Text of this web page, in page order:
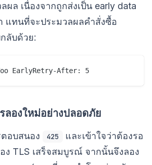
ผล เนื่องจากถูกส่งเป็น early data
แทนที่จะประมวลผลคำสั่งซื้อ
ลับด้วย:
องใหม่อย่างปลอดภัย
อบสนอง 425
และเข้าใจว่าต้องรอ
ง TLS เสร็จสมบูรณ์ จากนั้นจึงลอง